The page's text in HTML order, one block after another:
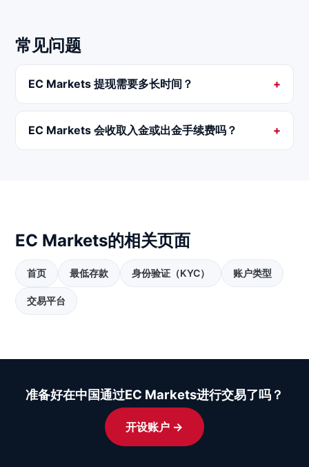
常见问题
EC Markets 提现需要多长时间？
EC Markets 会收取入金或出金手续费吗？
EC Markets的相关页面
首页 最低存款 身份验证（KYC） 账户类型
交易平台
准备好在中国通过EC Markets进行交易了吗？
开设账户 →